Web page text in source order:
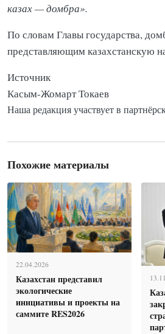
казах — домбра».
По словам Главы государства,
представляющим казахстанскую
Источник
Касым-Жомарт Токаев
Наша редакция участвует в
Похожие материалы
22.04.2026
Казахстан представил
экологические
инициативы и проекты на
саммите RES2026